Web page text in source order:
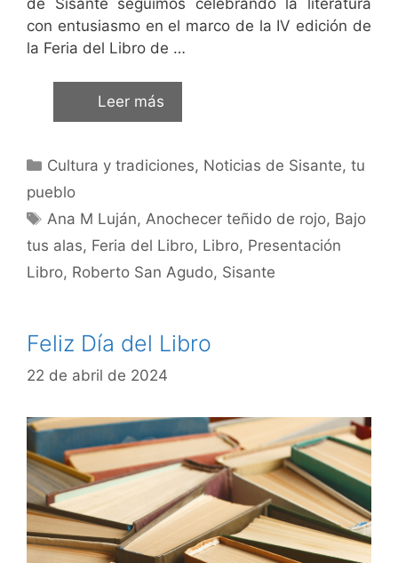
con entusiasmo en el marco de la IV edición de
la Feria del Libro de …
Leer más
Cultura y tradiciones, Noticias de Sisante, tu
pueblo
Ana M Luján,Anochecer teñido de rojo, Bajo
tus alas, Feria del Libro, Libro, Presentación
Libro, Roberto San Agudo, Sisante
Feliz Día del Libro
22 de abril de 2024